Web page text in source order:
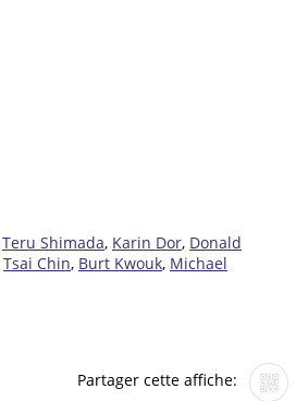
Teru Shimada, Karin Dor, Donald
Tsai Chin, Burt Kwouk, Michael
Partager cette affiche: